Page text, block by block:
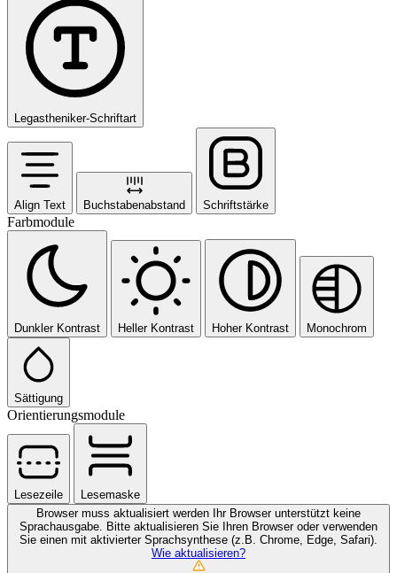
Legastheniker-Schriftart
Align Text Buchstabenabstand Schriftstärke
Farbmodule
Dunkler Kontrast Heller Kontrast Hoher Kontrast Monochrom
Sättigung
Orientierungsmodule
Lesezeile
Lesemaske
Browser muss aktualisiert werden Ihr Browser unterstützt keine
Sprachausgabe. Bitte aktualisieren Sie Ihren Browser oder verwenden
Sie einen mit aktivierter Sprachsynthese (z.B. Chrome, Edge, Safari).
Wie aktualisieren?